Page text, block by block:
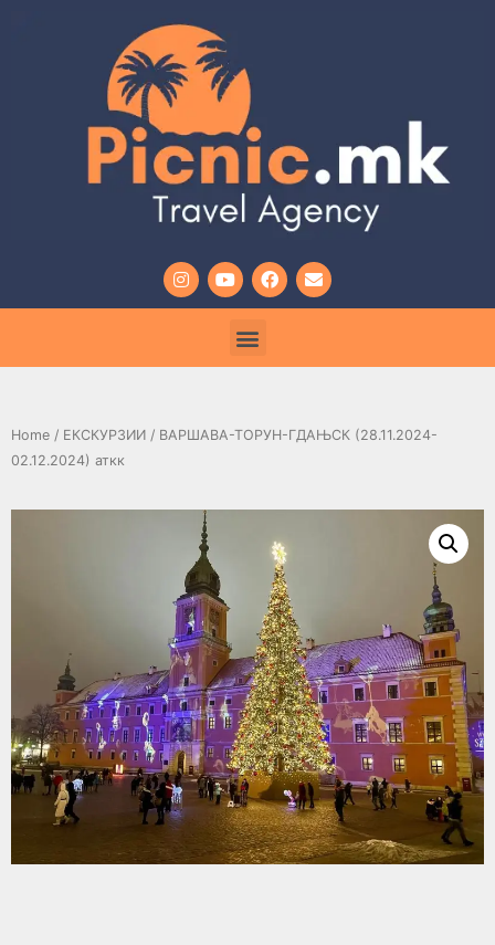
Home / ЕКСКУРЗИИ / ВАРШАВА-ТОРУН-ГДАЊСК (28.11.2024-
02.12.2024) аткк